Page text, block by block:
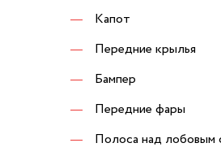
Капот
Передние крылья
Бампер
Передние фары
Полоса над лобовым